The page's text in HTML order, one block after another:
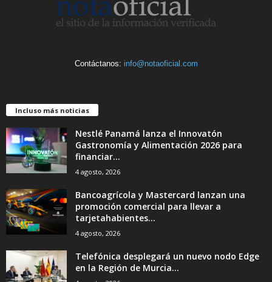
Contáctanos: info@notaoficial.com
Incluso más noticias
Nestlé Panamá lanza el Innovatón
Gastronomía y Alimentación 2026 para
financiar...
4 agosto, 2026
Bancoagrícola y Mastercard lanzan una
promoción comercial para llevar a
tarjetahabientes...
4 agosto, 2026
Telefónica desplegará un nuevo nodo Edge
en la Región de Murcia...